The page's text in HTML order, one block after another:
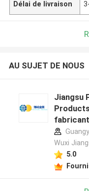
Délai de livraison
AU SUJET DE NOUS
Jiangsu
fabricant
Wuxi
5.0